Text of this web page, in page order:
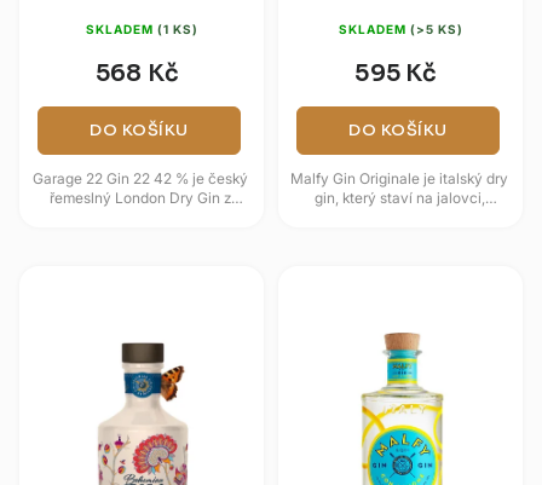
SKLADEM (1 KS)
568 Kč
DO KOŠÍKU
Garage 22 Gin 22 42 % je český
řemeslný London Dry Gin z
SKLADEM (>5 KS)
595 Kč
DO KOŠÍKU
Malfy Gin Originale je italský dry
gin, který staví na jalovci,